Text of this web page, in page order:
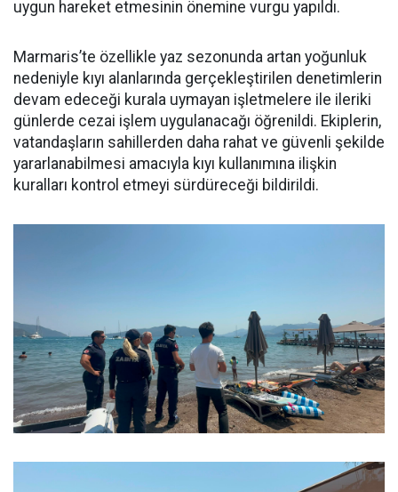
uygun hareket etmesinin önemine vurgu yapıldı.
Marmaris’te özellikle yaz sezonunda artan yoğunluk
nedeniyle kıyı alanlarında gerçekleştirilen denetimlerin
devam edeceği kurala uymayan işletmelere ile ileriki
günlerde cezai işlem uygulanacağı öğrenildi. Ekiplerin,
vatandaşların sahillerden daha rahat ve güvenli şekilde
yararlanabilmesi amacıyla kıyı kullanımına ilişkin
kuralları kontrol etmeyi sürdüreceği bildirildi.